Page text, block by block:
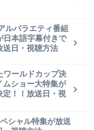
ルバラエティ番組
日本語字幕付きで
送日・視聴方法
ワールドカップ決
ムショー大特集が
定！！放送日・視
シャル特集が放送